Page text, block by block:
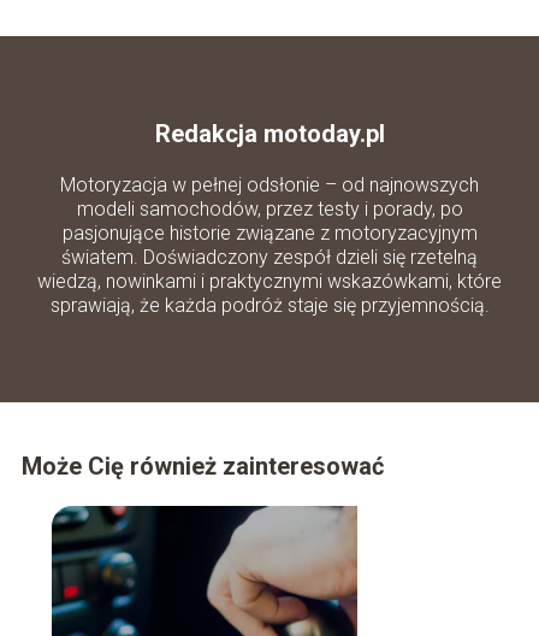
Redakcja motoday.pl
Motoryzacja w pełnej odsłonie – od najnowszych
modeli samochodów, przez testy i porady, po
pasjonujące historie związane z motoryzacyjnym
światem. Doświadczony zespół dzieli się rzetelną
wiedzą, nowinkami i praktycznymi wskazówkami, które
sprawiają, że każda podróż staje się przyjemnością.
Może Cię również zainteresować